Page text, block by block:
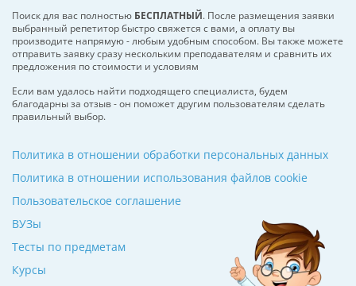
Поиск для вас полностью БЕСПЛАТНЫЙ. После размещения заявки
выбранный репетитор быстро свяжется с вами, а оплату вы
производите напрямую - любым удобным способом. Вы также можете
отправить заявку сразу нескольким преподавателям и сравнить их
предложения по стоимости и условиям
Если вам удалось найти подходящего специалиста, будем
благодарны за отзыв - он поможет другим пользователям сделать
правильный выбор.
ВУЗы
Тесты по предметам
Курсы
Политика в отношении обработки персональных данных
Политика в отношении использования файлов cookie
Пользовательское соглашение